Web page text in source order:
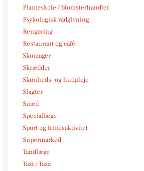
Planteskole / blomsterhandler
Psykologisk rådgivning
Rengøring
Restaurant og café
Skomager
Skrædder
Skønheds- og hudpleje
Slagter
Smed
Speciallæge
Sport og fritidsaktivitet
Supermarked
Tandlæge
Taxi / Taxa